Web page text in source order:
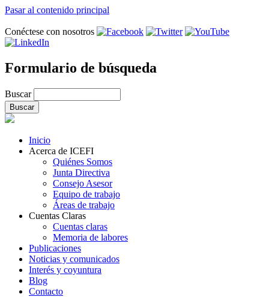
Pasar al contenido principal
Conéctese con nosotros
Formulario de búsqueda
Buscar
Inicio
Acerca de ICEFI
Quiénes Somos
Junta Directiva
Consejo Asesor
Equipo de trabajo
Áreas de trabajo
Cuentas Claras
Cuentas claras
Memoria de labores
Publicaciones
Noticias y comunicados
Interés y coyuntura
Blog
Contacto